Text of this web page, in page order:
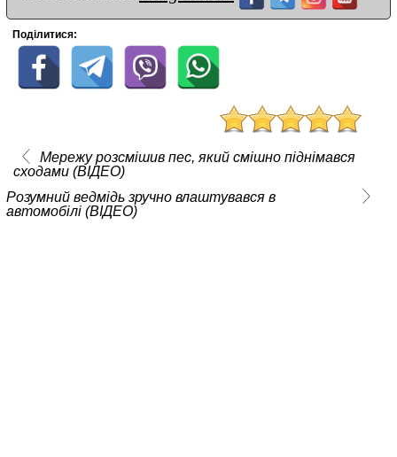
Поділитися:
Мережу розсмішив пес, який смішно піднімався
сходами (ВІДЕО)
Розумний ведмідь зручно влаштувався в
автомобілі (ВІДЕО)